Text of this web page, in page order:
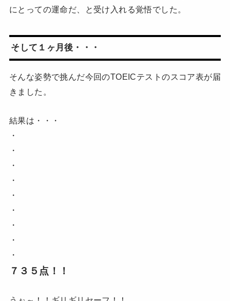
にとっての運命だ、と受け入れる覚悟でした。
そして１ヶ月後・・・
そんな姿勢で挑んだ今回のTOEICテストのスコア表が届
きました。
結果は・・・
・
・
・
・
・
・
・
・
・
７３５点！！